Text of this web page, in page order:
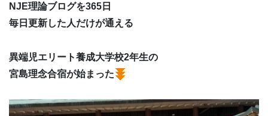
NJE理論ブログを365日
毎日更新した人だけが通える
異端児エリート養成大学校2年生の
宮島理念合宿が始まった